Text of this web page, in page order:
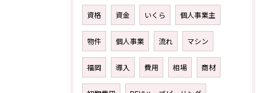
資格 資金 いくら 個人事業主
物件 個人事業 流れ マシン
福岡 導入 費用 相場 商材